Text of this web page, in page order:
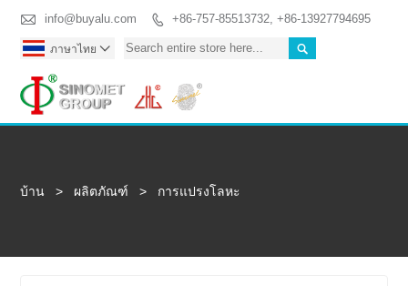
 info@buyalu.com  +86-757-85513732, +86-13927794695

ภาษาไทย 
บ้าน > ผลิตภัณฑ์ > การแปรงโลหะ